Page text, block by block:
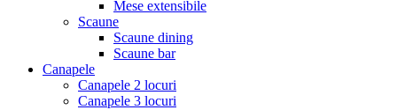
Mese extensibile
Scaune
Scaune dining
Scaune bar
Canapele
Canapele 2 locuri
Canapele 3 locuri